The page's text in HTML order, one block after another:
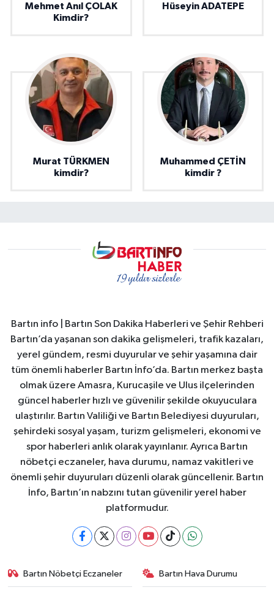
Mehmet Anıl ÇOLAK
Kimdir?
Hüseyin ADATEPE
Murat TÜRKMEN
kimdir?
Muhammed ÇETİN
kimdir ?
Bartın info | Bartın Son Dakika Haberleri ve Şehir Rehberi
Bartın’da yaşanan son dakika gelişmeleri, trafik kazaları,
yerel gündem, resmi duyurular ve şehir yaşamına dair
tüm önemli haberler Bartın İnfo’da. Bartın merkez başta
olmak üzere Amasra, Kurucaşile ve Ulus ilçelerinden
güncel haberler hızlı ve güvenilir şekilde okuyuculara
ulaştırılır. Bartın Valiliği ve Bartın Belediyesi duyuruları,
şehirdeki sosyal yaşam, turizm gelişmeleri, ekonomi ve
spor haberleri anlık olarak yayınlanır. Ayrıca Bartın
nöbetçi eczaneler, hava durumu, namaz vakitleri ve
önemli şehir duyuruları düzenli olarak güncellenir. Bartın
İnfo, Bartın’ın nabzını tutan güvenilir yerel haber
platformudur.
Bartın Nöbetçi Eczaneler Bartın Hava Durumu